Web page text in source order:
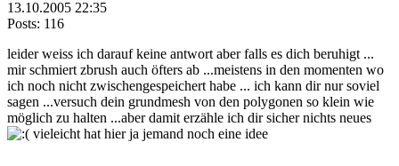
13.10.2005 22:35
Posts: 116
leider weiss ich darauf keine antwort aber falls es dich beruhigt ...
mir schmiert zbrush auch öfters ab ...meistens in den momenten wo
ich noch nicht zwischengespeichert habe ... ich kann dir nur soviel
sagen ...versuch dein grundmesh von den polygonen so klein wie
möglich zu halten ...aber damit erzähle ich dir sicher nichts neues
vieleicht hat hier ja jemand noch eine idee